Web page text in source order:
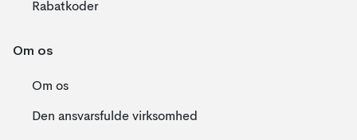
Rabatkoder
Om os
Om os
Den ansvarsfulde virksomhed